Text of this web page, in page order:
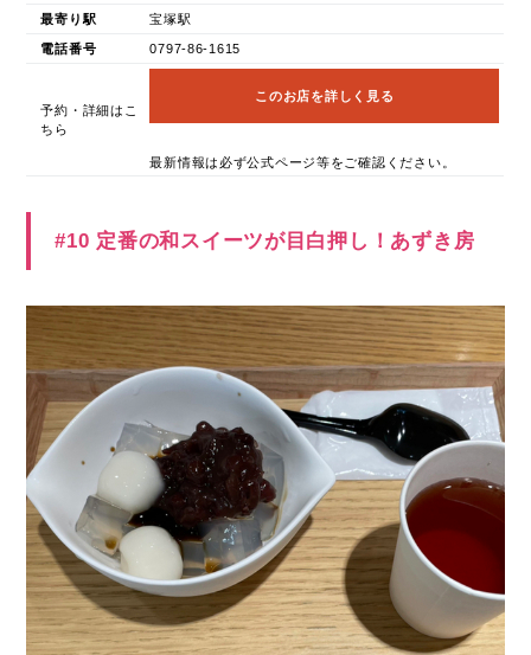
最寄り駅 宝塚駅
電話番号 0797-86-1615
予約・詳細はこ
ちら
このお店を詳しく見る
最新情報は必ず公式ページ等をご確認ください。
#10 定番の和スイーツが目白押し！あずき房